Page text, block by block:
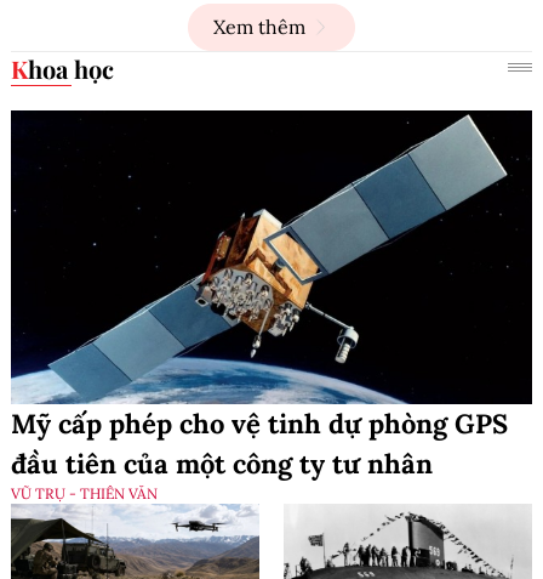
Xem thêm
Khoa học
Mỹ cấp phép cho vệ tinh dự phòng GPS
đầu tiên của một công ty tư nhân
VŨ TRỤ - THIÊN VĂN